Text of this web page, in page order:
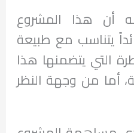
أن هذا المشروع
يتناسب مع طبيعة
التي يتضمنها هذا
أما من وجهة النظر